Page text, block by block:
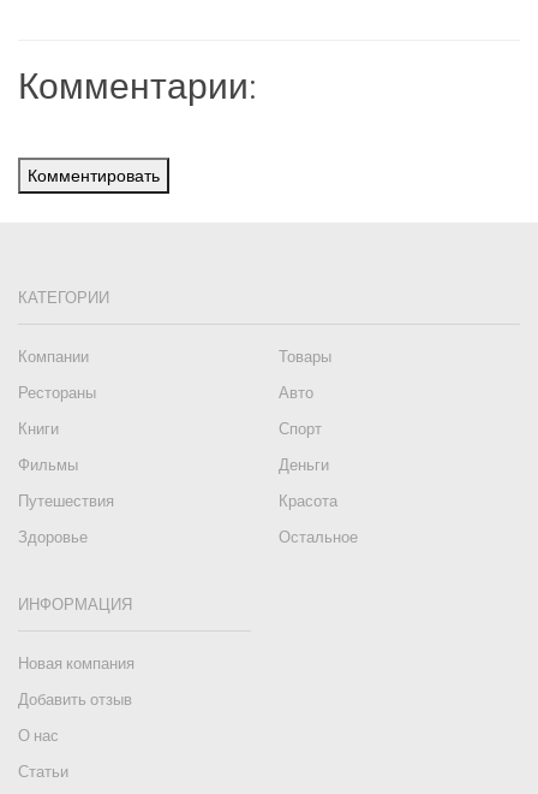
Комментарии:
Комментировать
КАТЕГОРИИ
Компании
Товары
Рестораны
Авто
Книги
Спорт
Фильмы
Деньги
Путешествия
Красота
Здоровье
Остальное
ИНФОРМАЦИЯ
Новая компания
Добавить отзыв
О нас
Статьи